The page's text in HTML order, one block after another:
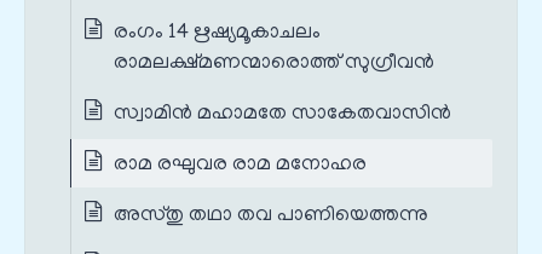
രംഗം 14 ഋഷ്യമൂകാചലം
രാമലക്ഷ്മണന്മാരൊത്ത് സുഗ്രീവൻ
സ്വാമിൻ മഹാമതേ സാകേതവാസിൻ
രാമ രഘുവര രാമ മനോഹര
അസ്തു തഥാ തവ പാണിയെത്തന്നു